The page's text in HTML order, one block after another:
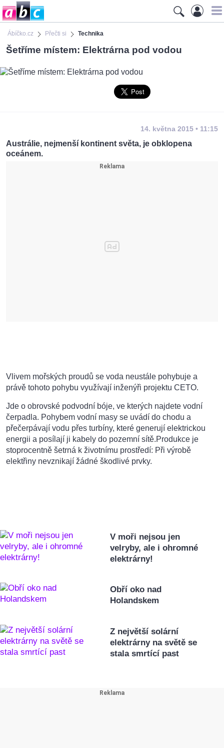
Ábíčko.cz Přečti si Technika
Šetříme místem: Elektrárna pod vodou
14. května 2015 • 11:15
Austrálie, nejmenší kontinent světa, je obklopena
oceánem.
Vlivem mořských proudů se voda neustále pohybuje a
právě tohoto pohybu využívají inženýři projektu CETO.
Jde o obrovské podvodní bóje, ve kterých najdete vodní
čerpadla. Pohybem vodní masy se uvádí do chodu a
přečerpávají vodu přes turbíny, které generují elektrickou
energii a posílají ji kabely do pozemní sítě.Produkce je
stoprocentně šetrná k životnímu prostředí: Při výrobě
elektřiny nevznikají žádné škodlivé prvky.
V moři nejsou jen
velryby, ale i ohromné
elektrárny!
Obří oko nad
Holandskem
Z největší solární
elektrárny na světě se
stala smrtící past